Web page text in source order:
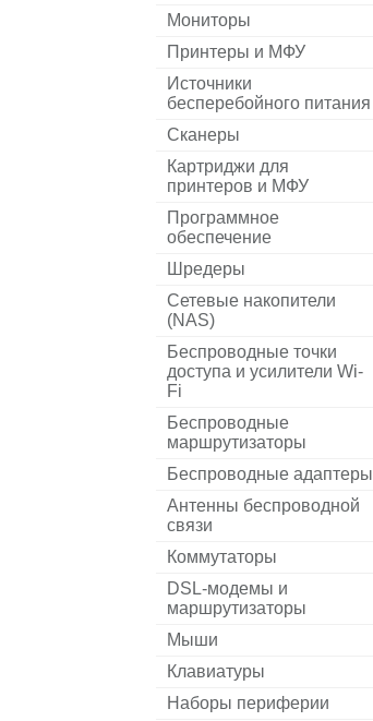
Мониторы
Принтеры и МФУ
Источники
бесперебойного питания
Сканеры
Картриджи для
принтеров и МФУ
Программное
обеспечение
Шредеры
Сетевые накопители
(NAS)
Беспроводные точки
доступа и усилители Wi-
Fi
Беспроводные
маршрутизаторы
Беспроводные адаптеры
Антенны беспроводной
связи
Коммутаторы
DSL-модемы и
маршрутизаторы
Мыши
Клавиатуры
Наборы периферии